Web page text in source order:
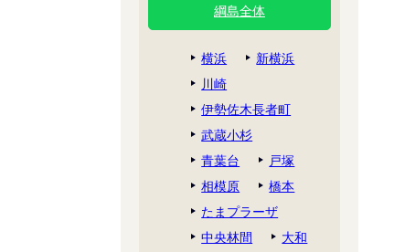
綱島全体
横浜
新横浜
川崎
伊勢佐木長者町
武蔵小杉
青葉台
戸塚
相模原
橋本
たまプラーザ
中央林間
大和